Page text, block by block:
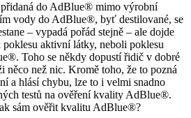
do AdBlue® mimo výrobní
vody do AdBlue®, byť destilované, se
– vypadá pořád stejně – ale dojde
aktivní látky, neboli poklesu
Toho se někdy dopustí řidič v dobré
něco než nic. Kromě toho, že to pozná
a hlásí chybu, lze to i velmi snadno
testů na ověření kvality AdBlue®.
sám ověřit kvalitu AdBlue®?